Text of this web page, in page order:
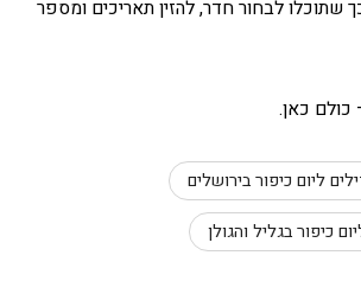
לבחור חדר, להזין תאריכים ומספר
כולם כאן.
ליום כיפור בירושלים
כיפור בגליל והגולן